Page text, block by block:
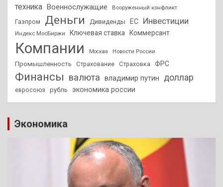
техника
Военнослужащие Вооруженный конфликт
Газпром Деньги Дивиденды ЕС Инвестиции
Индекс МосБиржи Ключевая ставка Коммерсант
Компании Москва Новости России
Промышленность Страхование Страховка ФРС
Финансы валюта владимир путин доллар
евросоюз рубль экономика россии
Экономика